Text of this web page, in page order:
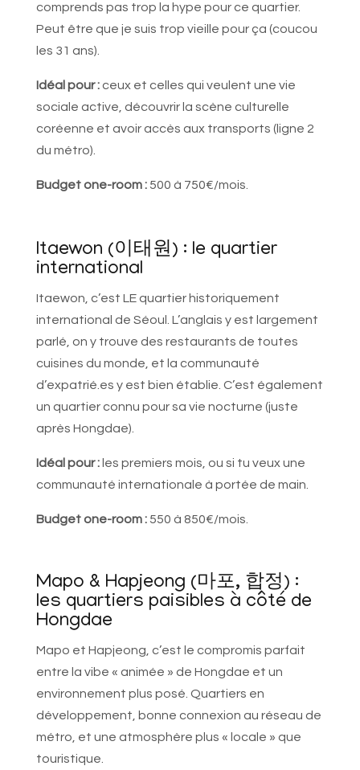
comprends pas trop la hype pour ce quartier.
Peut être que je suis trop vieille pour ça (coucou
les 31 ans).
Idéal pour :ceux et celles qui veulent une vie
sociale active, découvrir la scène culturelle
coréenne et avoir accès aux transports (ligne 2
du métro).
Budget one-room :500 à 750€/mois.
Itaewon (이태원) : le quartier
international
Itaewon, c’est LE quartier historiquement
international de Séoul. L’anglais y est largement
parlé, on y trouve des restaurants de toutes
cuisines du monde, et la communauté
d’expatrié.es y est bien établie. C’est également
un quartier connu pour sa vie nocturne (juste
après Hongdae).
Idéal pour :les premiers mois, ou si tu veux une
communauté internationale à portée de main.
Budget one-room :550 à 850€/mois.
Mapo & Hapjeong (마포, 합정) :
les quartiers paisibles à côté de
Hongdae
Mapo et Hapjeong, c’est le compromis parfait
entre la vibe « animée » de Hongdae et un
environnement plus posé. Quartiers en
développement, bonne connexion au réseau de
métro, et une atmosphère plus « locale » que
touristique.